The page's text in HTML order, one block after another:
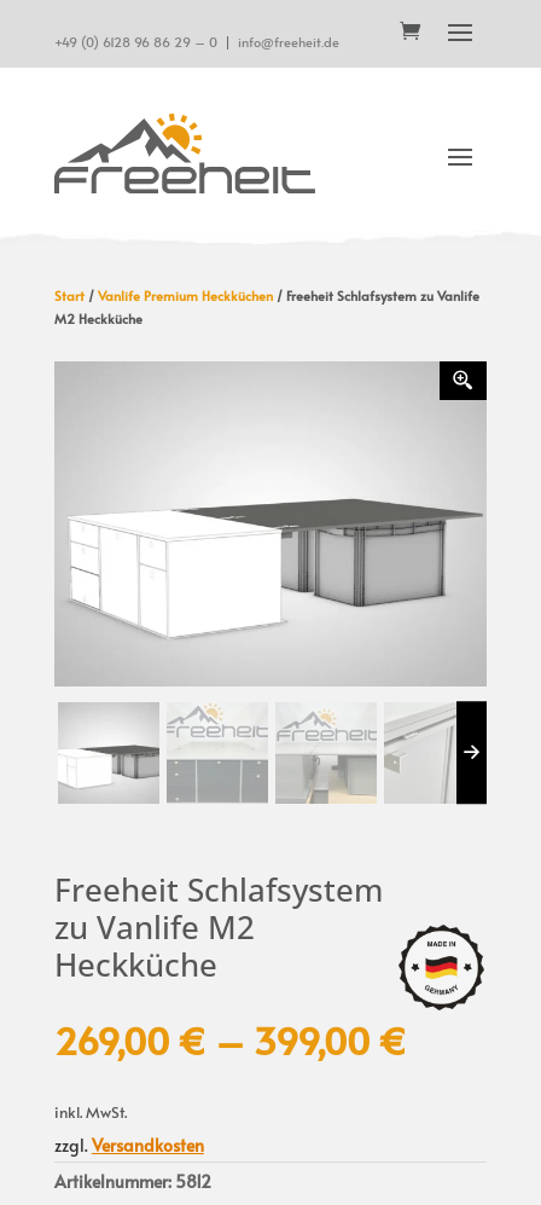
+49 (0) 6128 96 86 29 – 0 | info@freeheit.de
Start/ Vanlife Premium Heckküchen/ Freeheit Schlafsystem zu Vanlife
M2 Heckküche
Freeheit Schlafsystem
zu Vanlife M2
Heckküche
269,00€ – 399,00€
inkl. MwSt.
zzgl.Versandkosten
Artikelnummer: 5812